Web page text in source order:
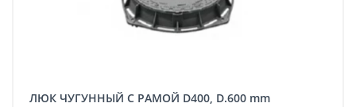
ЛЮК ЧУГУННЫЙ С РАМОЙ D400, D.600 mm